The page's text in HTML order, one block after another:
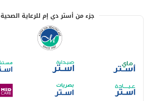
جزء من أستر دي إم للرعاية الصحية